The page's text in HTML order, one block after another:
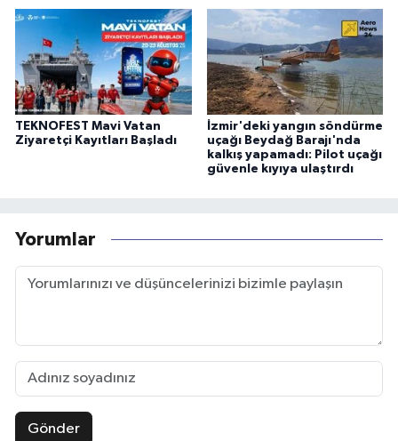
TEKNOFEST Mavi Vatan
Ziyaretçi Kayıtları Başladı
İzmir'deki yangın söndürme
uçağı Beydağ Barajı'nda
kalkış yapamadı: Pilot uçağı
güvenle kıyıya ulaştırdı
Yorumlar
Gönder